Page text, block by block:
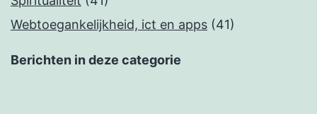
Webtoegankelijkheid, ict en apps (41)
Berichten in deze categorie